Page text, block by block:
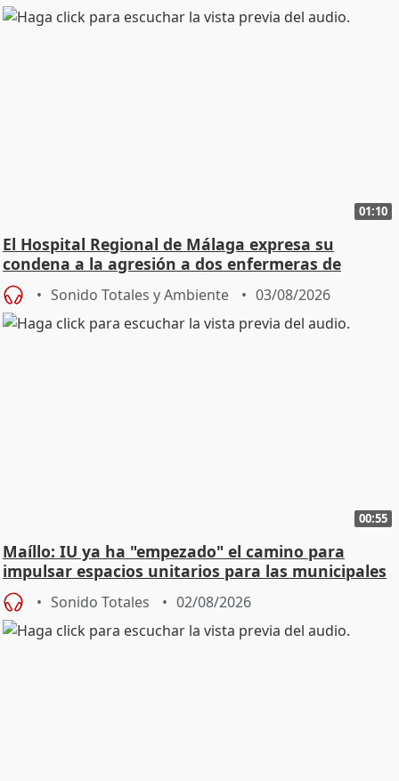
01:10
El Hospital Regional de Málaga expresa su
condena a la agresión a dos enfermeras de
Urgencias
Sonido Totales y Ambiente 03/08/2026
00:55
Maíllo: IU ya ha "empezado" el camino para
impulsar espacios unitarios para las municipales
Sonido Totales 02/08/2026